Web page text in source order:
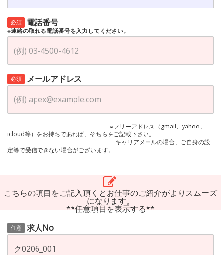
必須 電話番号
※連絡の取れる電話番号を入力してください。
必須 メールアドレス
※フリーアドレス（gmail、yahoo、
icloud等）をお持ちであれば、そちらをご記載下さい。
キャリアメールの場合、ご自身の設
定等で受信できない場合がございます。
こちらの項目をご記入頂くとお仕事のご紹介がよりスムーズ
になります。
**任意項目を表示する**
任意 求人No